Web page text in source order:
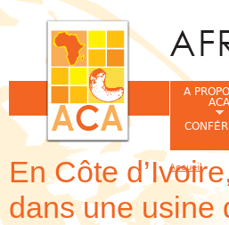
En Côte
dans une usine
A
ACA
Vous êtes
Accueil